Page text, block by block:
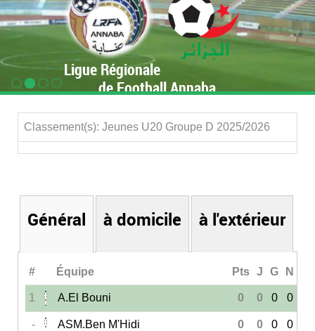
Ligue Régionale
de Football Annaba
Classement(s): Jeunes U20 Groupe D 2025/2026
Général à domicile à l'extérieur
# Équipe Pts J G N
1 A.El Bouni 0 0 0 0
- ASM.Ben M'Hidi 0 0 0 0